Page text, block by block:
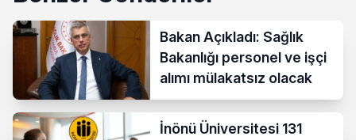
Bakan Açıkladı: Sağlık
Bakanlığı personel ve işçi
alımı mülakatsız olacak
İnönü Üniversitesi 131